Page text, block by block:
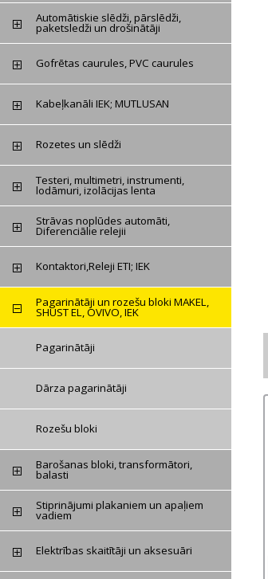
Automātiskie slēdži, pārslēdži,
paketsledži un drošinātāji
Gofrētas caurules, PVC caurules
Kabeļkanāli IEK; MUTLUSAN
Rozetes un slēdži
Testeri, multimetri, instrumenti,
lodāmuri, izolācijas lenta
Strāvas noplūdes automāti,
Diferenciālie relejii
Kontaktori,Releji ETI; IEK
Pagarinātāji un rozešu bloki MAKEL,
SHUST EL, OVIVO, IEK
Pagarinātāji
Dārza pagarinātāji
Rozešu bloki
Barošanas bloki, transformātori,
balasti
Stiprinājumi plakaniem un apaļiem
vadiem
Elektrības skaitītāji un aksesuāri